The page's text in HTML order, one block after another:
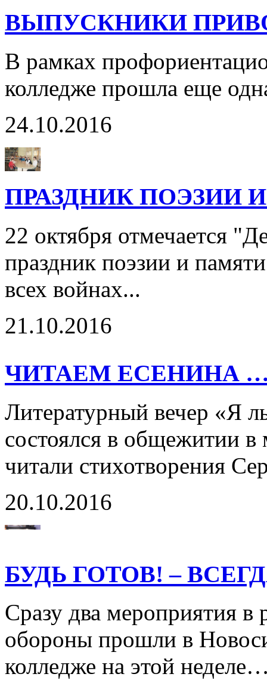
ВЫПУСКНИКИ
В рамках
колледже прошла еще
24.10.2016
ПРАЗДНИК
22 октября отмечается
праздник поэзии и
всех войнах...
21.10.2016
ЧИТАЕМ ЕСЕНИНА
Литературный вечер «Я
состоялся в общежитии
читали стихотворения
20.10.2016
БУДЬ ГОТОВ! –
Сразу два мероприятия
обороны прошли в
колледже на этой